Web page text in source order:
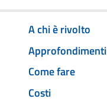
A chi è rivolto
Approfondimenti
Come fare
Costi